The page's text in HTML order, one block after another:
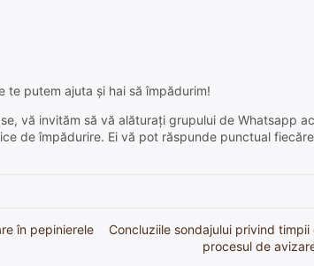
te putem ajuta și hai să împădurim!
vă invităm să vă alăturați grupului de Whatsapp
de împădurire. Ei vă pot răspunde punctual
în pepinierele
Concluziile sondajului privind
procesul de